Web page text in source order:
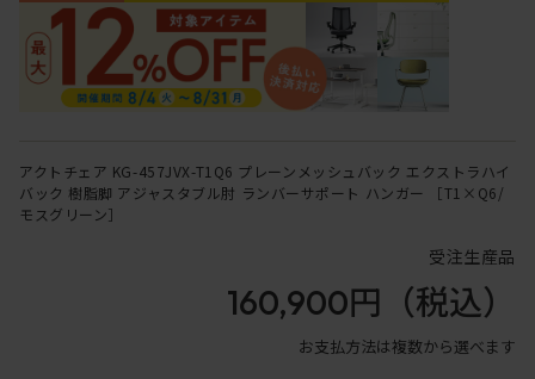
アクトチェア KG-457JVX-T1Q6 プレーンメッシュバック エクストラハイ
バック 樹脂脚 アジャスタブル肘 ランバーサポート ハンガー ［T1×Q6/
モスグリーン］
受注生産品
160,900円 （税込）
お支払方法は複数から選べます